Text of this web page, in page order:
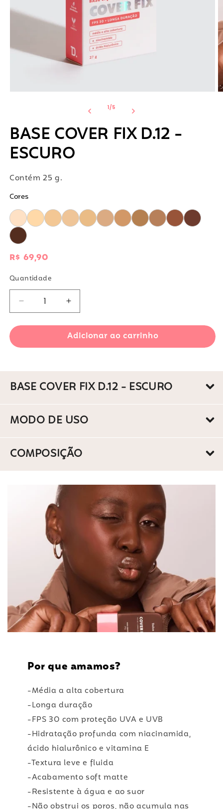
modal
1/de
5
BASE COVER FIX D.12 -
ESCURO
Contém 25 g.
Cores
Preço
R$ 69,90
Quantidade
Diminuir
a
quantidade
Base
-
Aumentar
a
quantidade
de
Base
-
Adicionar ao carrinho
BASE COVER FIX D.12 - ESCURO
MODO DE USO
COMPOSIÇÃO
Por que amamos?
-Média a alta cobertura
-Longa duração
-FPS 30 com proteção UVA e UVB
-Hidratação profunda com niacinamida,
ácido hialurônico e vitamina E
-Textura leve e fluida
-Acabamento soft matte
-Resistente à água e ao suor
-Não obstrui os poros, não acumula nas